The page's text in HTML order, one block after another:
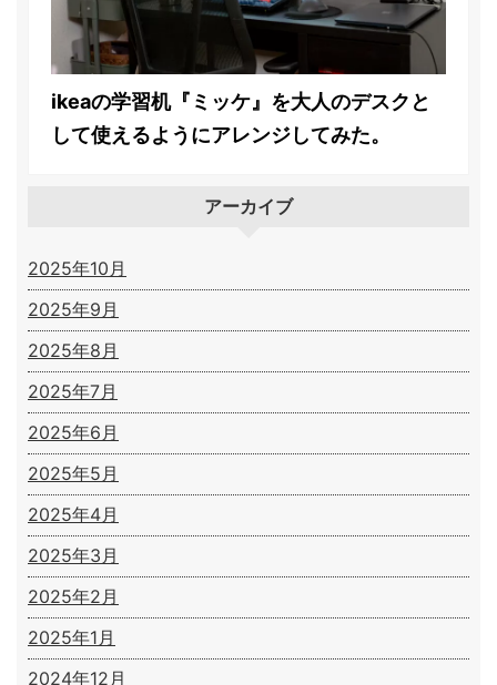
ikeaの学習机『ミッケ』を大人のデスクと
して使えるようにアレンジしてみた。
アーカイブ
2025年10月
2025年9月
2025年8月
2025年7月
2025年6月
2025年5月
2025年4月
2025年3月
2025年2月
2025年1月
2024年12月